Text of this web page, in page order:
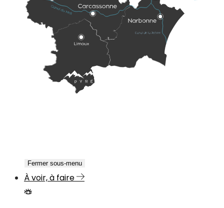
Fermer sous-menu
À voir, à faire